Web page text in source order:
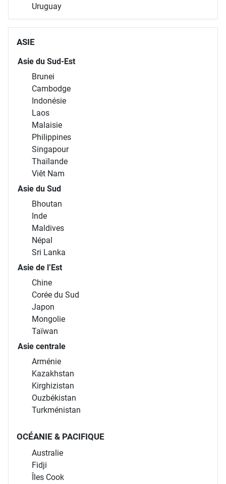
Uruguay
ASIE
Asie du Sud-Est
Brunei
Cambodge
Indonésie
Laos
Malaisie
Philippines
Singapour
Thaïlande
Viêt Nam
Asie du Sud
Bhoutan
Inde
Maldives
Népal
Sri Lanka
Asie de l’Est
Chine
Corée du Sud
Japon
Mongolie
Taïwan
Asie centrale
Arménie
Kazakhstan
Kirghizistan
Ouzbékistan
Turkménistan
OCÉANIE & PACIFIQUE
Australie
Fidji
Îles Cook